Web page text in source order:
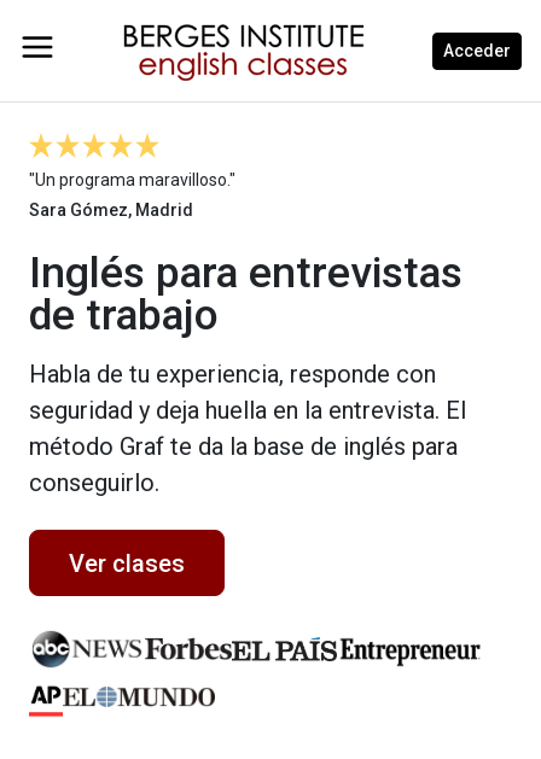
Acceder
"Un programa maravilloso."
Sara Gómez, Madrid
Inglés para entrevistas
de trabajo
Habla de tu experiencia, responde con
seguridad y deja huella en la entrevista. El
método Graf te da la base de inglés para
conseguirlo.
Ver clases